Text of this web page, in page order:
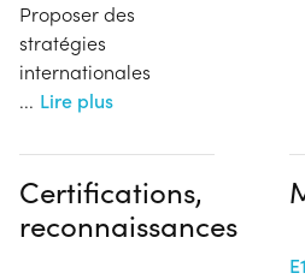
Proposer des
stratégies
internationales
... Lire plus
Certifications,
reconnaissances